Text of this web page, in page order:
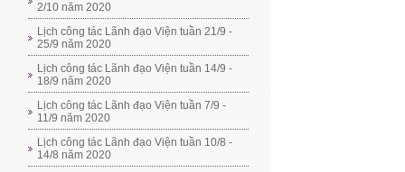
2/10 năm 2020
Lịch công tác Lãnh đạo Viện tuần 21/9 -
25/9 năm 2020
Lịch công tác Lãnh đạo Viện tuần 14/9 -
18/9 năm 2020
Lịch công tác Lãnh đạo Viện tuần 7/9 -
11/9 năm 2020
Lịch công tác Lãnh đạo Viện tuần 10/8 -
14/8 năm 2020